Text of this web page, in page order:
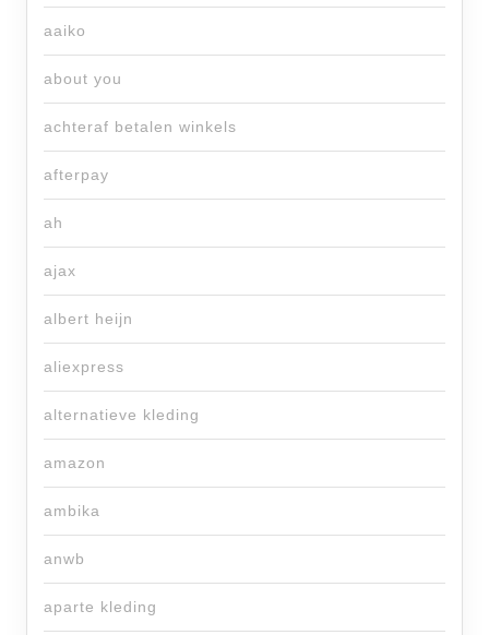
aaiko
about you
achteraf betalen winkels
afterpay
ah
ajax
albert heijn
aliexpress
alternatieve kleding
amazon
ambika
anwb
aparte kleding